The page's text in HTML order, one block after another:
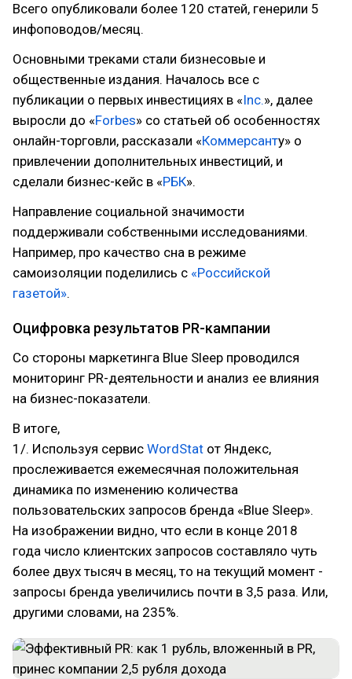
Всего опубликовали более 120 статей, генерили 5
инфоповодов/месяц.
Основными треками стали бизнесовые и
общественные издания. Началось все с
публикации о первых инвестициях в «Inc.», далее
выросли до «Forbes» со статьей об особенностях
онлайн-торговли, рассказали «Коммерсанту» о
привлечении дополнительных инвестиций, и
сделали бизнес-кейс в «РБК».
Направление социальной значимости
поддерживали собственными исследованиями.
Например, про качество сна в режиме
самоизоляции поделились с «Российской
газетой».
Оцифровка результатов PR-кампании
Со стороны маркетинга Blue Sleep проводился
мониторинг PR-деятельности и анализ ее влияния
на бизнес-показатели.
В итоге,
1/. Используя сервис WordStat от Яндекс,
прослеживается ежемесячная положительная
динамика по изменению количества
пользовательских запросов бренда «Blue Sleep».
На изображении видно, что если в конце 2018
года число клиентских запросов составляло чуть
более двух тысяч в месяц, то на текущий момент -
запросы бренда увеличились почти в 3,5 раза. Или,
другими словами, на 235%.